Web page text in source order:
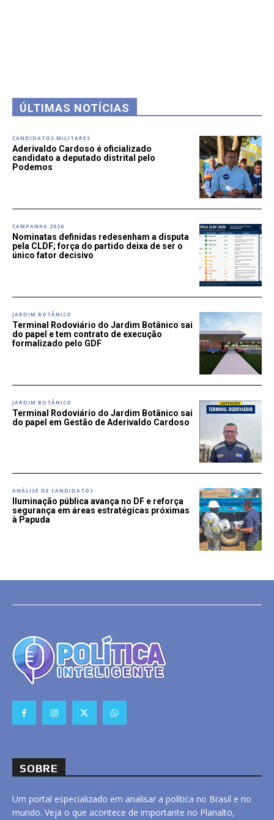
ÚLTIMAS NOTÍCIAS
CANDIDATOS MILITARES
Aderivaldo Cardoso é oficializado
candidato a deputado distrital pelo
Podemos
CAMPANHA 2026
Nominatas definidas redesenham a disputa
pela CLDF; força do partido deixa de ser o
único fator decisivo
JARDIM BOTÂNICO
Terminal Rodoviário do Jardim Botânico sai
do papel e tem contrato de execução
formalizado pelo GDF
JARDIM BOTÂNICO
Terminal Rodoviário do Jardim Botânico sai
do papel em Gestão de Aderivaldo Cardoso
ANÁLISE DE CANDIDATOS
Iluminação pública avança no DF e reforça
segurança em áreas estratégicas próximas
à Papuda
SOBRE
Um portal especializado em analisar a política no Brasil e no
mundo. Veja o que acontece de importante no Planalto,